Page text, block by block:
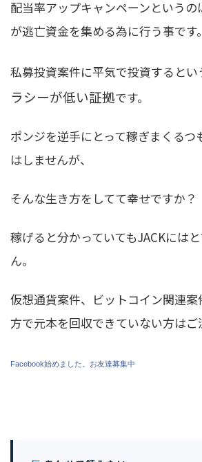
配当率アップキャンペーンという
が逃亡資金を集める為に行う事です。
私募投資案件に平気で投資するとい
ラシーが低い証拠です。
ポンジを逆手にとって稼ぎまくるつ
はしませんが、
そんな生き方をしてて幸せですか？
稼げると分かっていてもJACKには
ん。
仮想通貨案件、ビットコイン関連案
方で元本を回収できていない方はご
Facebook始めました。お友達募集中